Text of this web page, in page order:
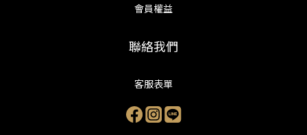
會員權益
聯絡我們
客服表單